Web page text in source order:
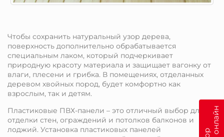
Чтобы сохранить натуральный узор дерева,
поверхность дополнительно обрабатывается
специальным лаком, который подчеркивает
природную красоту материала и защищает вагонку от
влаги, плесени и грибка. В помещениях, отделанных
деревом хвойных пород, будет комфортно как
взрослым, так и детям.
Пластиковые ПВХ-панели – это отличный выбор для
отделки стен, ограждений и потолков балконов и
лоджий. Установка пластиковых панелей